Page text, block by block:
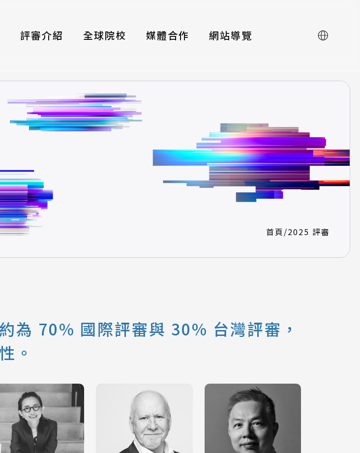
評審介紹 全球院校 媒體合作 網站導覽 English
首頁/2025 評審
為 70% 國際評審與 30% 台灣評審，
。